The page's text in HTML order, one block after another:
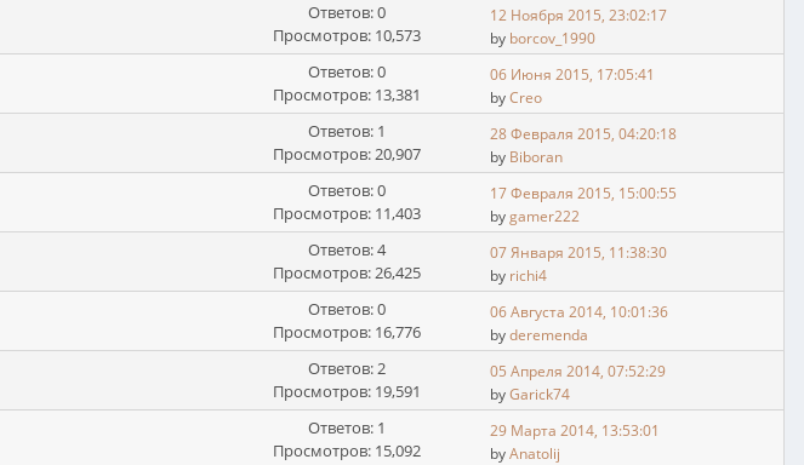
Ответов: 0
Просмотров: 10,573
12 Ноября 2015, 23:02:17
by borcov_1990
Ответов: 0
Просмотров: 13,381
06 Июня 2015, 17:05:41
byCreo
Ответов: 1
Просмотров: 20,907
28 Февраля 2015, 04:20:18
by Biboran
Ответов: 0
Просмотров: 11,403
17 Февраля 2015, 15:00:55
bygamer222
Ответов: 4
Просмотров: 26,425
07 Января 2015, 11:38:30
by richi4
Ответов: 0
Просмотров: 16,776
06 Августа 2014, 10:01:36
byderemenda
Ответов: 2
Просмотров: 19,591
05 Апреля 2014, 07:52:29
byGarick74
Ответов: 1
Просмотров: 15,092
29 Марта 2014, 13:53:01
byAnatolij